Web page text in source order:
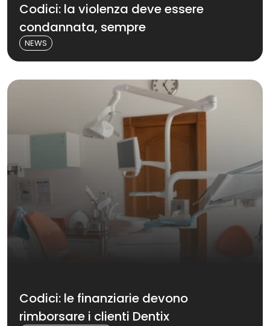
Codici: la violenza deve essere
condannata, sempre
NEWS
Codici: le finanziarie devono
rimborsare i clienti Dentix